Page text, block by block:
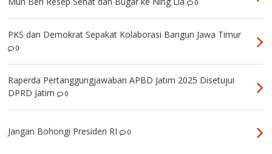
0
PKS dan Demokrat Sepakat Kolaborasi Bangun Jawa Timur
0
Raperda Pertanggungjawaban APBD Jatim 2025 Disetujui
DPRD Jatim
0
Jangan Bohongi Presiden RI 0